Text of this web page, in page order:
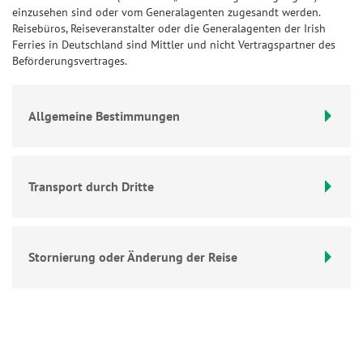
einzusehen sind oder vom Generalagenten zugesandt werden.
Reisebüros, Reiseveranstalter oder die Generalagenten der Irish
Ferries in Deutschland sind Mittler und nicht Vertragspartner des
Beförderungsvertrages.
Allgemeine Bestimmungen
Transport durch Dritte
Stornierung oder Änderung der Reise